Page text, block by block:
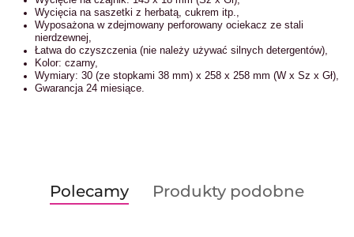
Wycięcia na saszetki z herbatą, cukrem itp.,
Wyposażona w zdejmowany perforowany ociekacz ze stali
nierdzewnej,
Łatwa do czyszczenia (nie należy używać silnych detergentów),
Kolor: czarny,
Wymiary: 30 (ze stopkami 38 mm) x 258 x 258 mm (W x Sz x Gł),
Gwarancja 24 miesiące.
Pomiń karuzelę produktów
Produkty
o
Polecamy
Produkty
Produkty podobne